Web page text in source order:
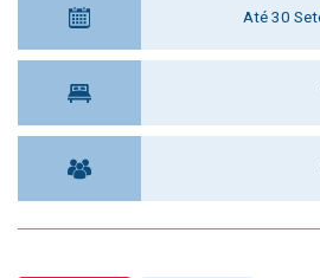
Até 30